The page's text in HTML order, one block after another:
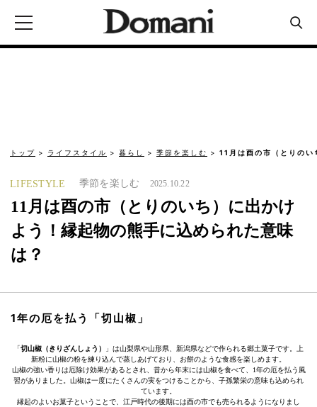
トップ ライフスタイル 暮らし 季節を楽しむ 11月は酉の市（とりの
LIFESTYLE 季節を楽しむ 2025.10.22
11月は酉の市（とりのいち）に出かけ
よう！縁起物の熊手に込められた意味
は？
1年の厄を払う「切山椒」
「切山椒（きりざんしょう）
」は山梨県や山形県、新潟県などで作られる郷土菓子です。上
新粉に山椒の粉を練り込んで蒸しあげており、お餅のような食感を楽しめます。
山椒の強い香りは厄除け効果があるとされ、昔から年末には山椒を食べて、1年の厄を払う風
習がありました。山椒は一度にたくさんの実をつけることから、子孫繁栄の意味も込められ
ています。
縁起のよいお菓子ということで、江戸時代の後期には酉の市でも売られるようになりまし